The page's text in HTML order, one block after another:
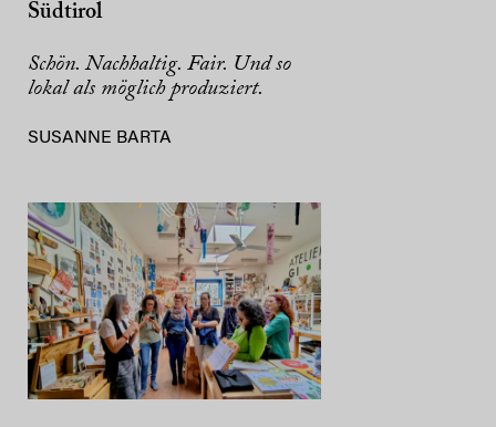
Südtirol
Schön. Nachhaltig. Fair. Und so
lokal als möglich produziert.
SUSANNE BARTA